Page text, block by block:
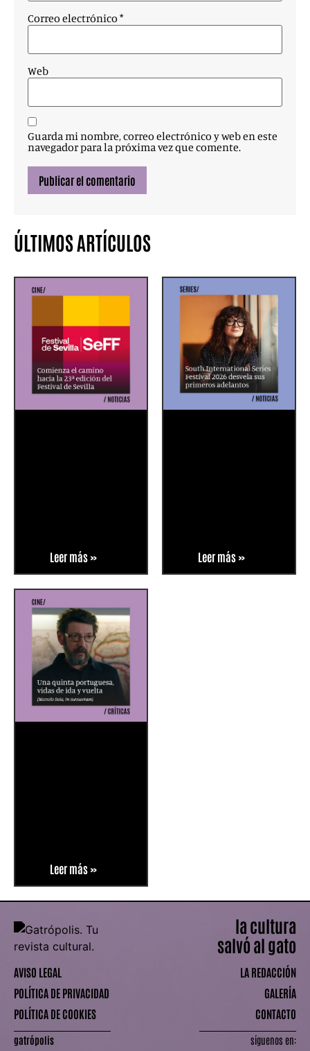
Correo electrónico *
Web
Guarda mi nombre, correo electrónico y web en este
navegador para la próxima vez que comente.
ÚLTIMOS ARTÍCULOS
Leer más » Leer más »
Leer más »
AVISO LEGAL
POLÍTICA DE PRIVACIDAD
POLÍTICA DE COOKIES
gatrópolis
la cultura
salvó al gato
LA REDACCIÓN
GALERÍA
CONTACTO
síguenos en: